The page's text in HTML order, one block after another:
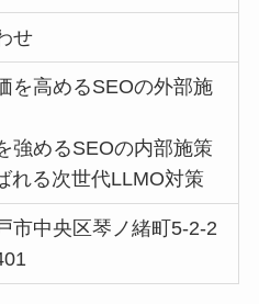
せ
を高めるSEOの外部施
強めるSEOの内部施策
れる次世代LLMO対策
市中央区琴ノ緒町5-2-2